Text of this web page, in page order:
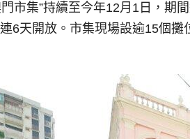
市集”持續至今年12月1日，期
6天開放。市集現場設逾15個